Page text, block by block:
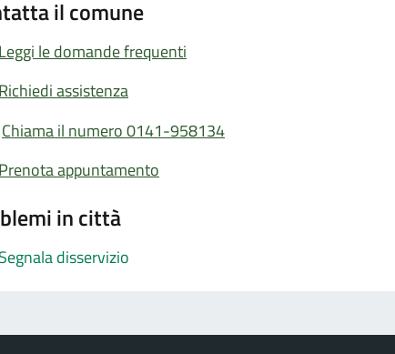
il comune
Leggi le domande frequenti
Richiedi assistenza
Chiama il numero 0141-958134
Prenota appuntamento
in città
Segnala disservizio